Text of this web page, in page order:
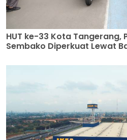
HUT ke-33 Kota
Sembako Diperkuat Lewat